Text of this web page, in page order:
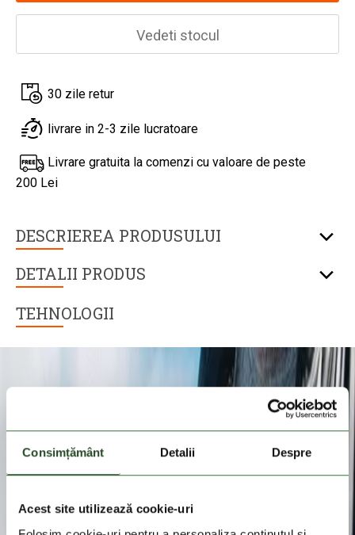
Consimțământ Detalii Despre
Acest site utilizează cookie-uri
DESCRIEREA PRODUSULUI
DETALII PRODUS
TEHNOLOGII
Vedeti stocul
30 zile retur
livrare in 2-3 zile lucratoare
Livrare gratuita la comenzi cu valoare de peste
200 Lei